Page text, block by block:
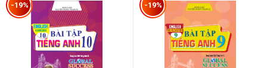
-19% -19%